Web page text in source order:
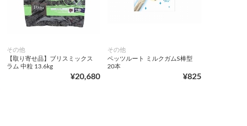
その他
【取り寄せ品】ブリスミックス
ラム 中粒 13.6kg
¥20,680
その他
ペッツルート ミルクガムS棒型
20本
¥825